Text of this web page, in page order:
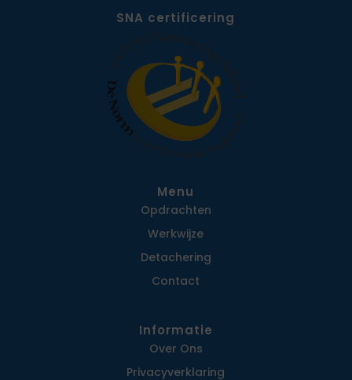
SNA certificering
Menu
Opdrachten
Werkwijze
Detachering
Contact
Informatie
Over Ons
Privacy­verklaring